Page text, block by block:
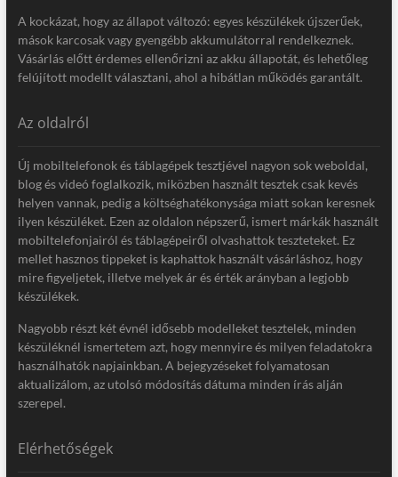
A kockázat, hogy az állapot változó: egyes készülékek újszerűek,
mások karcosak vagy gyengébb akkumulátorral rendelkeznek.
Vásárlás előtt érdemes ellenőrizni az akku állapotát, és lehetőleg
felújított modellt választani, ahol a hibátlan működés garantált.
Az oldalról
Új mobiltelefonok és táblagépek tesztjével nagyon sok weboldal,
blog és videó foglalkozik, miközben használt tesztek csak kevés
helyen vannak, pedig a költséghatékonysága miatt sokan keresnek
ilyen készüléket. Ezen az oldalon népszerű, ismert márkák használt
mobiltelefonjairól és táblagépeiről olvashattok teszteteket. Ez
mellet hasznos tippeket is kaphattok használt vásárláshoz, hogy
mire figyeljetek, illetve melyek ár és érték arányban a legjobb
készülékek.
Nagyobb részt két évnél idősebb modelleket tesztelek, minden
készüléknél ismertetem azt, hogy mennyire és milyen feladatokra
használhatók napjainkban. A bejegyzéseket folyamatosan
aktualizálom, az utolsó módosítás dátuma minden írás alján
szerepel.
Elérhetőségek